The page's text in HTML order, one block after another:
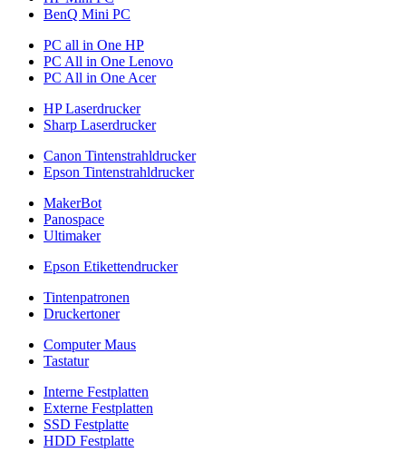
BenQ Mini PC
PC all in One HP
PC All in One Lenovo
PC All in One Acer
HP Laserdrucker
Sharp Laserdrucker
Canon Tintenstrahldrucker
Epson Tintenstrahldrucker
MakerBot
Panospace
Ultimaker
Epson Etikettendrucker
Tintenpatronen
Druckertoner
Computer Maus
Tastatur
Interne Festplatten
Externe Festplatten
SSD Festplatte
HDD Festplatte